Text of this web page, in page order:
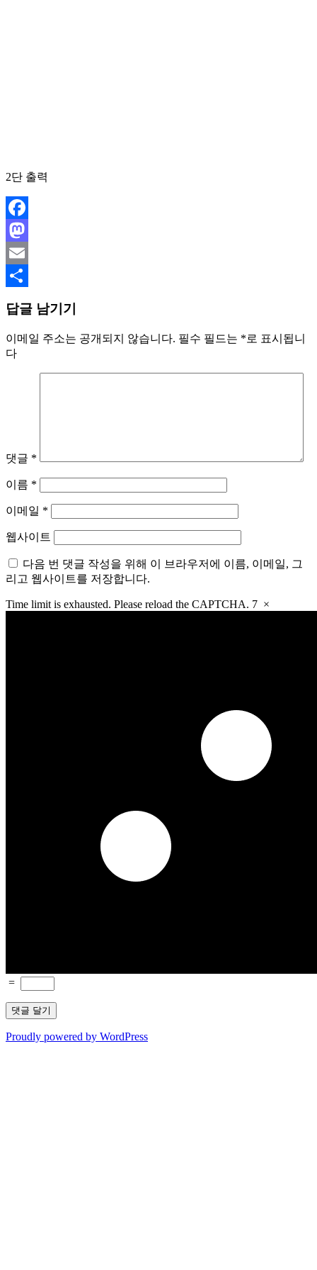
2단 출력
Facebook
Mastodon
Email
답글 남기기
이메일 주소는 공개되지 않습니다. 필수 필드는 *로 표시됩니
다
댓글 *
이름 *
이메일 *
웹사이트
다음 번 댓글 작성을 위해 이 브라우저에 이름, 이메일, 그
리고 웹사이트를 저장합니다.
Time limit is exhausted. Please reload the CAPTCHA. 7 ×
=
Proudly powered by WordPress